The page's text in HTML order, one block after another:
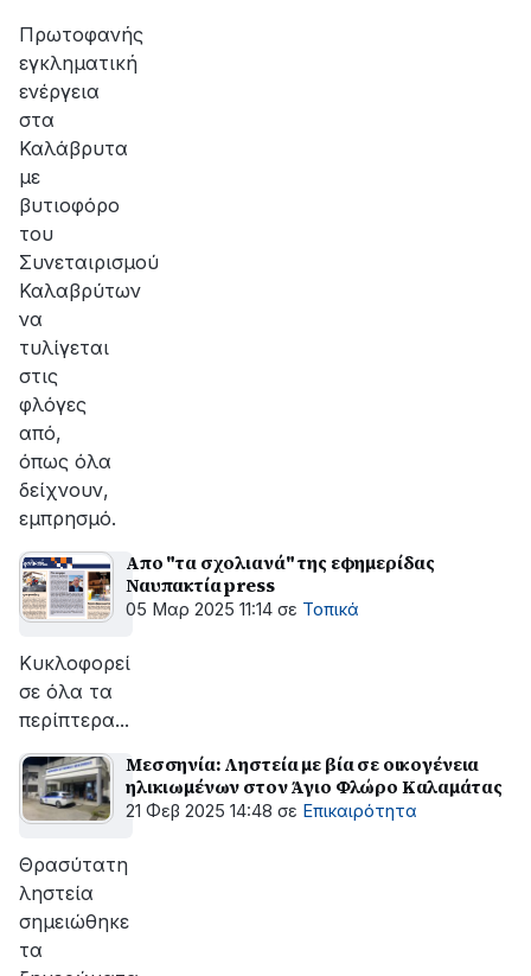
Πρωτοφανής
εγκληματική
ενέργεια
στα
Καλάβρυτα
με
βυτιοφόρο
του
Συνεταιρισμού
Καλαβρύτων
να
τυλίγεται
στις
φλόγες
από,
όπως όλα
δείχνουν,
εμπρησμό.
Απο "τα σχολιανά" της εφημερίδας
Ναυπακτία press
05 Μαρ 2025 11:14 σε Τοπικά
Κυκλοφορεί
σε όλα τα
περίπτερα...
Μεσσηνία: Ληστεία με βία σε οικογένεια
ηλικιωμένων στον Άγιο Φλώρο Καλαμάτας
21 Φεβ 2025 14:48 σε Επικαιρότητα
Θρασύτατη
ληστεία
σημειώθηκε
τα